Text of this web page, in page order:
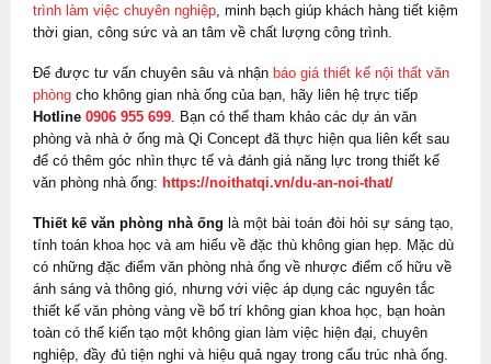
trình làm việc chuyên nghiệp , minh bạch giúp khách hàng tiết kiệm
thời gian, công sức và an tâm về chất lượng công trình.
Để được tư vấn chuyên sâu và nhận báo giá thiết kế nội thất văn
phòng cho không gian nhà ống của bạn, hãy liên hệ trực tiếp
Hotline 0906 955 699 . Bạn có thể tham khảo các dự án văn
phòng và nhà ở ống mà Qi Concept đã thực hiện qua liên kết sau
để có thêm góc nhìn thực tế và đánh giá năng lực trong thiết kế
văn phòng nhà ống: https://noithatqi.vn/du-an-noi-that/
Thiết kế văn phòng nhà ống là một bài toán đòi hỏi sự sáng tạo,
tính toán khoa học và am hiểu về đặc thù không gian hẹp. Mặc dù
có những đặc điểm văn phòng nhà ống về nhược điểm cố hữu về
ánh sáng và thông gió, nhưng với việc áp dụng các nguyên tắc
thiết kế văn phòng vàng về bố trí không gian khoa học, bạn hoàn
toàn có thể kiến tạo một không gian làm việc hiện đại, chuyên
nghiệp, đầy đủ tiện nghi và hiệu quả ngay trong cấu trúc nhà ống.